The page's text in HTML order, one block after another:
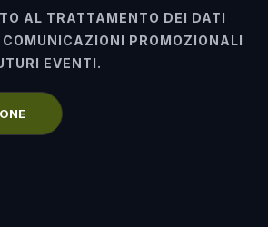
AL TRATTAMENTO DEI DATI
COMUNICAZIONI PROMOZIONALI
EVENTI.